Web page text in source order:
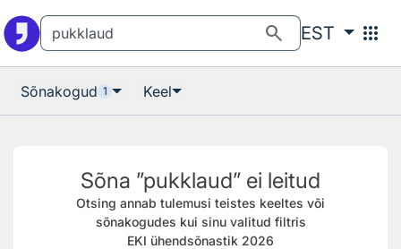
search EST apps
Sõnakogud 1 Keel
Sõna ”pukklaud” ei leitud
Otsing annab tulemusi teistes keeltes või
sõnakogudes kui sinu valitud filtris
EKI ühendsõnastik 2026